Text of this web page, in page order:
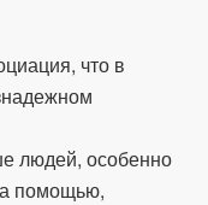
что в
людей, особенно
помощью,